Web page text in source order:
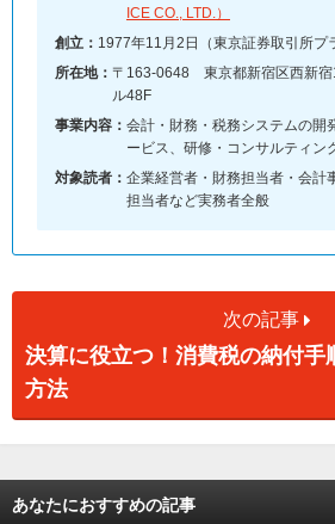
ICE CO., LTD.）
創立： 1977年11月2日（東京証券取引所プ
所在地： 〒163-0648 東京都新宿区西新宿
ル48F
事業内容： 会計・財務・税務システムの開
ービス、研修・コンサルティン
対象読者： 企業経営者・財務担当者・会計
担当者など実務者全般
次の記事
決算に役立つ！消費税の納付手
方法
あなたにおすすめの記事